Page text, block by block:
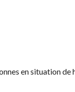
en situation